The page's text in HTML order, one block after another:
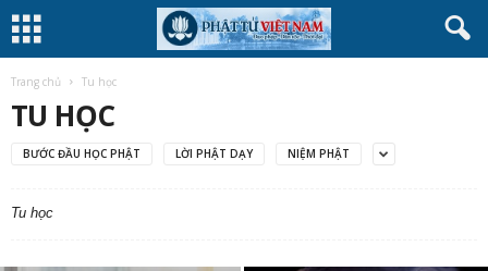
Trang chủ Tu học
TU HỌC
BƯỚC ĐẦU HỌC PHẬT LỜI PHẬT DẠY NIỆM PHẬT
Tu học
10 đại nguyện của Bồ tát Phổ Hiền